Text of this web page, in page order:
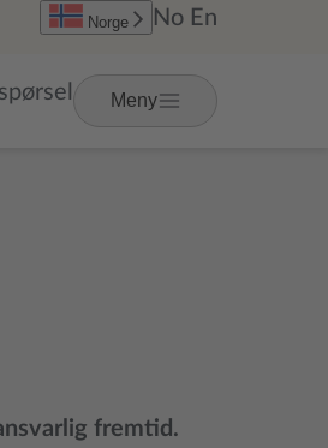
Meny
Norge No En
fremtid.